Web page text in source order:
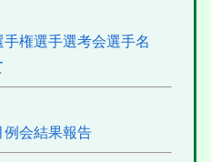
手権選手選考会選手名
例会結果報告